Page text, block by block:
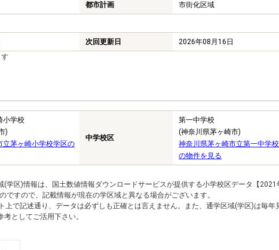
都市計画 市街化区域
次回更新日
2026年08月16日
小学校
)
立茅ヶ崎小学校学区の
中学校区
第一中学校
(神奈川県茅ヶ崎市)
神奈川県茅ヶ崎市立第一中学
の物件を見る
学区)情報は、国土数値情報ダウンロードサービスが提供する小学校区データ【2021
すので、記載情報が現在の学区域と異なる場合がございます。
上で記述通り、データは必ずしも正確とは言えません。また、通学区域(学区)は毎年
としてご活用下さい。